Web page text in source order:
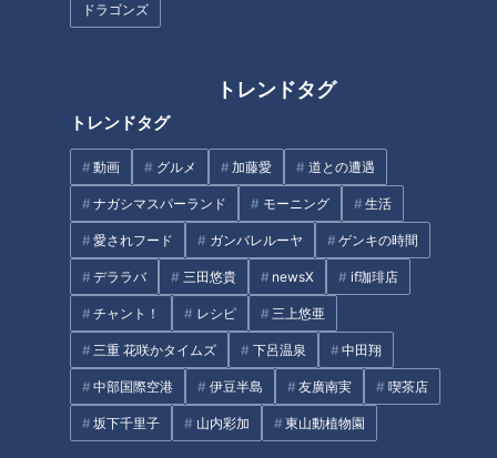
ドラゴンズ
トレンドタグ
トレンドタグ
動画 グルメ 加藤愛 道との遭遇
ナガシマスパーランド モーニング 生活
愛されフード ガンバレルーヤ ゲンキの時間
デララバ 三田悠貴 newsX if珈琲店
チャント！ レシピ 三上悠亜
三重 花咲かタイムズ 下呂温泉 中田翔
中部国際空港 伊豆半島 友廣南実 喫茶店
坂下千里子 山内彩加 東山動植物園
OB中村武志が断言！ドラゴンズ
竜は灯台下暗し？ドラフト目前
う育て、どう使うかだ」
”アウトロー”は幻想！？今中慎
二臨時コーチが見た中日投手陣
に必要なこと
中日・ボスラー選手、感謝して
いるチームメイトは？
タグ